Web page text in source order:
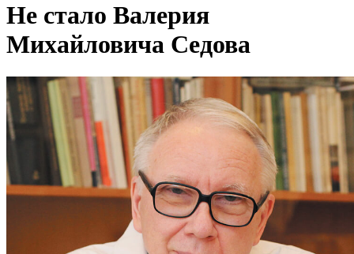
Не стало Валерия
Михайловича Седова